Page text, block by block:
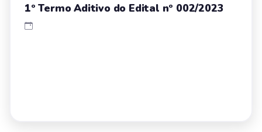
1º Termo Aditivo do Edital nº 002/2023